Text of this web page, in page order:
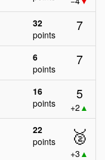
32
points
7
6
points
7
16
points
5
+2 ▲
22
points
🥈
+3 ▲